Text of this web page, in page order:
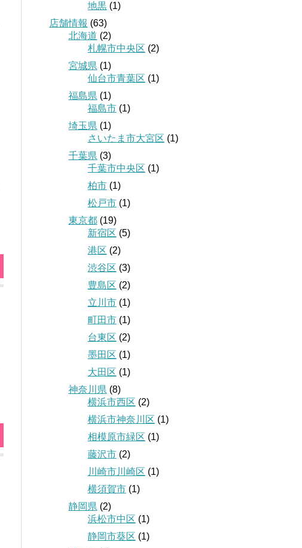
地黒 (1)
店舗情報 (63)
北海道 (2)
札幌市中央区 (2)
宮城県 (1)
仙台市青葉区 (1)
福島県 (1)
福島市 (1)
埼玉県 (1)
さいたま市大宮区 (1)
千葉県 (3)
千葉市中央区 (1)
柏市 (1)
松戸市 (1)
東京都 (19)
新宿区 (5)
港区 (2)
渋谷区 (3)
豊島区 (2)
立川市 (1)
町田市 (1)
台東区 (2)
墨田区 (1)
大田区 (1)
神奈川県 (8)
横浜市西区 (2)
横浜市神奈川区 (1)
相模原市緑区 (1)
藤沢市 (2)
川崎市川崎区 (1)
横須賀市 (1)
静岡県 (2)
浜松市中区 (1)
静岡市葵区 (1)